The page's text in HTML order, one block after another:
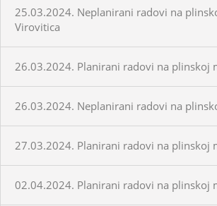
25.03.2024. Neplanirani radovi na
Virovitica
26.03.2024. Planirani radovi na plinskoj
26.03.2024. Neplanirani radovi na
27.03.2024. Planirani radovi na plinskoj
02.04.2024. Planirani radovi na plinskoj